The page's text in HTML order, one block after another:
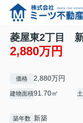
菱屋東2丁目
2,880万円
価格 2,880万円
建物面積91.70㎡
築年数 新築